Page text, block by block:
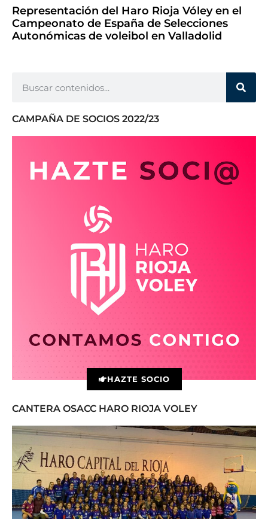
Representación del Haro Rioja Vóley en el
Campeonato de España de Selecciones
Autonómicas de voleibol en Valladolid
CAMPAÑA DE SOCIOS 2022/23
HAZTE SOCIO
CANTERA OSACC HARO RIOJA VOLEY